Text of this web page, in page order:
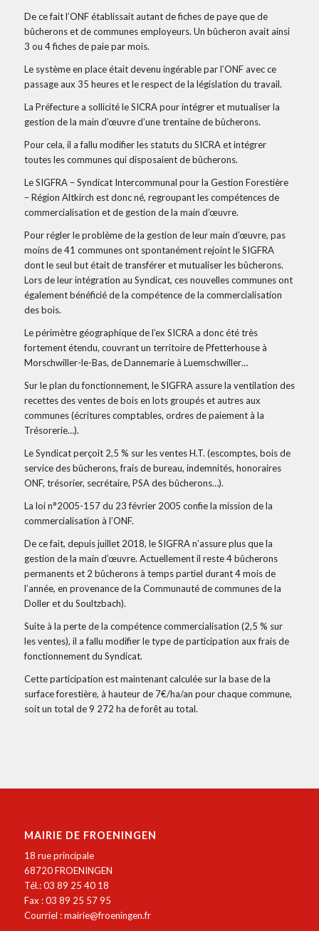
De ce fait l’ONF établissait autant de fiches de paye que de
bûcherons et de communes employeurs. Un bûcheron avait ainsi
3 ou 4 fiches de paie par mois.
Le système en place était devenu ingérable par l’ONF avec ce
passage aux 35 heures et le respect de la législation du travail.
La Préfecture a sollicité le SICRA pour intégrer et mutualiser la
gestion de la main d’œuvre d’une trentaine de bûcherons.
Pour cela, il a fallu modifier les statuts du SICRA et intégrer
toutes les communes qui disposaient de bûcherons.
Le SIGFRA – Syndicat Intercommunal pour la Gestion Forestière
– Région Altkirch est donc né, regroupant les compétences de
commercialisation et de gestion de la main d’œuvre.
Pour régler le problème de la gestion de leur main d’œuvre, pas
moins de 41 communes ont spontanément rejoint le SIGFRA
dont le seul but était de transférer et mutualiser les bûcherons.
Lors de leur intégration au Syndicat, ces nouvelles communes ont
également bénéficié de la compétence de la commercialisation
des bois.
Le périmètre géographique de l’ex SICRA a donc été très
fortement étendu, couvrant un territoire de Pfetterhouse à
Morschwiller-le-Bas, de Dannemarie à Luemschwiller…
Sur le plan du fonctionnement, le SIGFRA assure la ventilation des
recettes des ventes de bois en lots groupés et autres aux
communes (écritures comptables, ordres de paiement à la
Trésorerie…).
Le Syndicat perçoit 2,5 % sur les ventes H.T. (escomptes, bois de
service des bûcherons, frais de bureau, indemnités, honoraires
ONF, trésorier, secrétaire, PSA des bûcherons…).
La loi n°2005-157 du 23 février 2005 confie la mission de la
commercialisation à l’ONF.
De ce fait, depuis juillet 2018, le SIGFRA n’assure plus que la
gestion de la main d’œuvre. Actuellement il reste 4 bûcherons
permanents et 2 bûcherons à temps partiel durant 4 mois de
l’année, en provenance de la Communauté de communes de la
Doller et du Soultzbach).
Suite à la perte de la compétence commercialisation (2,5 % sur
les ventes), il a fallu modifier le type de participation aux frais de
fonctionnement du Syndicat.
Cette participation est maintenant calculée sur la base de la
surface forestière, à hauteur de 7€/ha/an pour chaque commune,
soit un total de 9 272 ha de forêt au total.
MAIRIE DE FROENINGEN
18 rue principale
68720 FROENINGEN
Tél.: 03 89 25 40 18
Fax : 03 89 25 57 95
Courriel :mairie@froeningen.fr